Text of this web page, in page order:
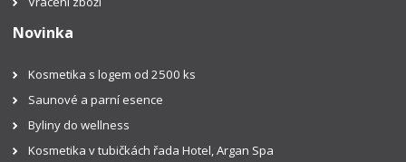
Novinka
Kosmetika s logem od 2500 ks
Saunové a parní esence
Byliny do wellness
Kosmetika v tubičkách řada Hotel, Argan Spa